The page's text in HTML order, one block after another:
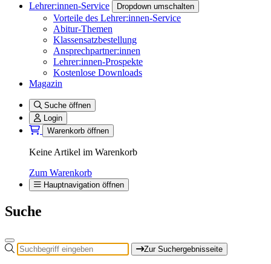
Lehrer:innen-Service
Dropdown umschalten
Vorteile des Lehrer:innen-Service
Abitur-Themen
Klassensatzbestellung
Ansprechpartner:innen
Lehrer:innen-Prospekte
Kostenlose Downloads
Magazin
Suche öffnen
Login
Warenkorb öffnen
Keine Artikel im Warenkorb
Zum Warenkorb
Hauptnavigation öffnen
Suche
Zur Suchergebnisseite